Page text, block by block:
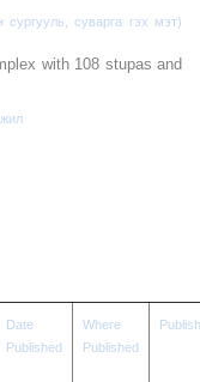
суварга гэх мэт)
with 108 stupas and
Date
Published
Where
Published